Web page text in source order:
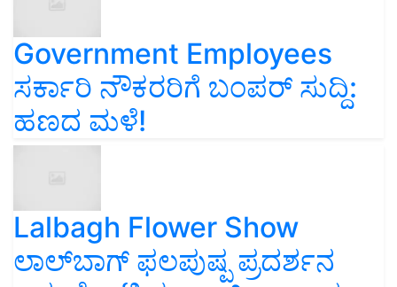
Government Employees
ಸರ್ಕಾರಿ ನೌಕರರಿಗೆ ಬಂಪರ್‌ ಸುದ್ದಿ:
ಹಣದ ಮಳೆ!
Lalbagh Flower Show
ಲಾಲ್‌ಬಾಗ್ ಫಲಪುಷ್ಪ ಪ್ರದರ್ಶನ